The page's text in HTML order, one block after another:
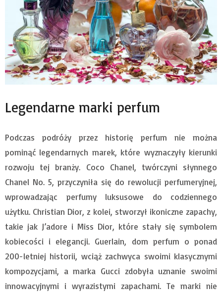
Legendarne marki perfum
Podczas podróży przez historię perfum nie można
pominąć legendarnych marek, które wyznaczyły kierunki
rozwoju tej branży. Coco Chanel, twórczyni słynnego
Chanel No. 5, przyczyniła się do rewolucji perfumeryjnej,
wprowadzając perfumy luksusowe do codziennego
użytku. Christian Dior, z kolei, stworzył ikoniczne zapachy,
takie jak J’adore i Miss Dior, które stały się symbolem
kobiecości i elegancji. Guerlain, dom perfum o ponad
200-letniej historii, wciąż zachwyca swoimi klasycznymi
kompozycjami, a marka Gucci zdobyła uznanie swoimi
innowacyjnymi i wyrazistymi zapachami. Te marki nie